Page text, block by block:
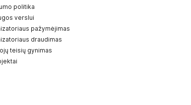
politika
verslui
pažymėjimas
draudimas
teisių gynimas